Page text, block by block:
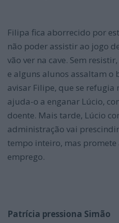
Filipa fica aborrecido por
não poder assistir ao jogo
vão ver na cave. Sem
e alguns alunos assaltam o
avisar Filipe, que se refugia
ajuda-o a enganar Lúcio,
doente. Mais tarde, Lúcio
administração vai
tempo inteiro, mas
emprego.
Patrícia pressiona Simão